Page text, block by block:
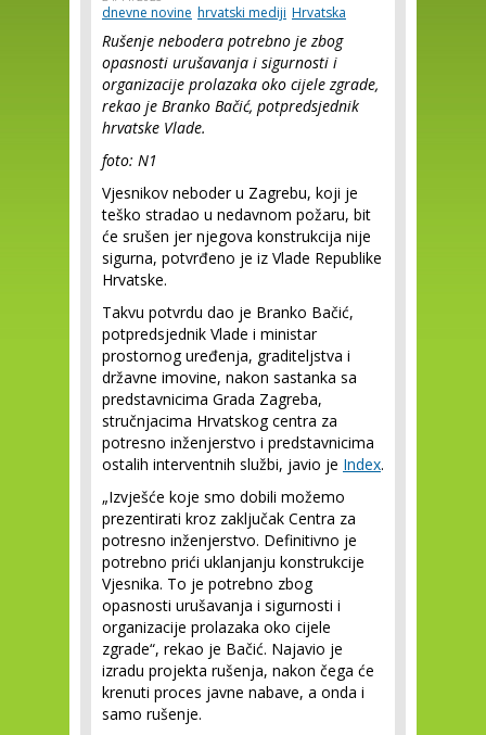
dnevne novine hrvatski mediji Hrvatska
Rušenje nebodera potrebno je zbog
opasnosti urušavanja i sigurnosti i
organizacije prolazaka oko cijele zgrade,
rekao je Branko Bačić, potpredsjednik
hrvatske Vlade.
foto: N1
Vjesnikov neboder u Zagrebu, koji je
teško stradao u nedavnom požaru, bit
će srušen jer njegova konstrukcija nije
sigurna, potvrđeno je iz Vlade Republike
Hrvatske.
Takvu potvrdu dao je Branko Bačić,
potpredsjednik Vlade i ministar
prostornog uređenja, graditeljstva i
državne imovine, nakon sastanka sa
predstavnicima Grada Zagreba,
stručnjacima Hrvatskog centra za
potresno inženjerstvo i predstavnicima
ostalih interventnih službi, javio je Index.
„Izvješće koje smo dobili možemo
prezentirati kroz zaključak Centra za
potresno inženjerstvo. Definitivno je
potrebno prići uklanjanju konstrukcije
Vjesnika. To je potrebno zbog
opasnosti urušavanja i sigurnosti i
organizacije prolazaka oko cijele
zgrade“, rekao je Bačić. Najavio je
izradu projekta rušenja, nakon čega će
krenuti proces javne nabave, a onda i
samo rušenje.